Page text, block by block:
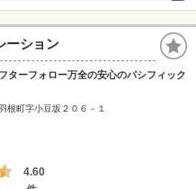
ーション
ターフォロー万全の安心のパシフィック
根町字小豆坂２０６－１
4.60